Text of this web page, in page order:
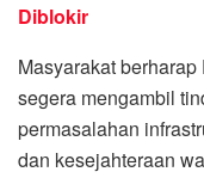
Diblokir
Masyarakat
segera mengambil
permasalahan
dan kesejahteraan